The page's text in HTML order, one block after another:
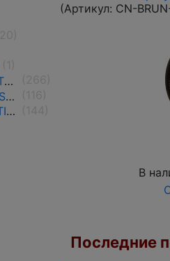
(Артикул: CN-
В
Последние